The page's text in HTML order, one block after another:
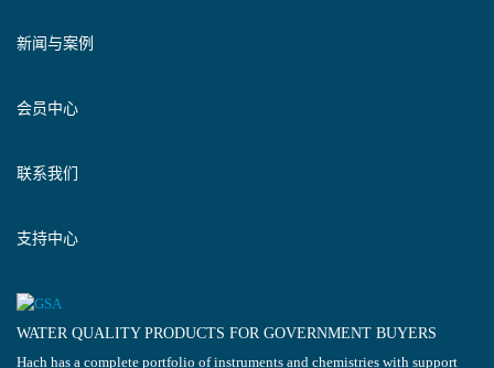
新闻与案例
会员中心
联系我们
支持中心
WATER QUALITY PRODUCTS FOR GOVERNMENT BUYERS
Hach has a complete portfolio of instruments and chemistries with support